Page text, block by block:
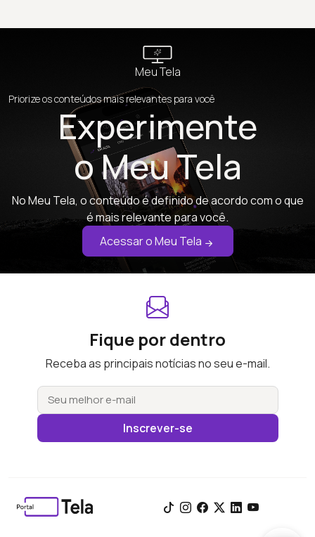
Meu Tela
Priorize os conteúdos mais relevantes para você
Experimente
o Meu Tela
No Meu Tela, o conteúdo é definido de acordo com o que
é mais relevante para você.
Acessar o Meu Tela
Fique por dentro
Receba as principais notícias no seu e-mail.
Inscrever-se